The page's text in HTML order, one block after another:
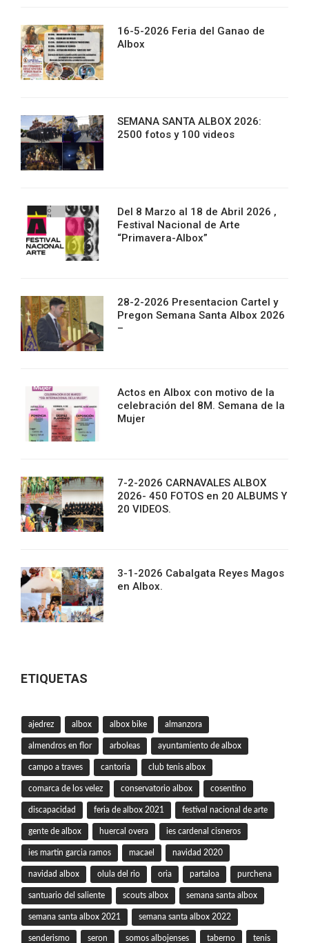
16-5-2026 Feria del Ganao de
Albox
SEMANA SANTA ALBOX 2026:
2500 fotos y 100 videos
Del 8 Marzo al 18 de Abril 2026 ,
Festival Nacional de Arte
“Primavera-Albox”
28-2-2026 Presentacion Cartel y
Pregon Semana Santa Albox 2026
–
Actos en Albox con motivo de la
celebración del 8M. Semana de la
Mujer
7-2-2026 CARNAVALES ALBOX
2026- 450 FOTOS en 20 ALBUMS Y
20 VIDEOS.
3-1-2026 Cabalgata Reyes Magos
en Albox.
ETIQUETAS
ajedrez albox albox bike almanzora
almendros en flor arboleas ayuntamiento de albox
campo a traves cantoria club tenis albox
comarca de los velez conservatorio albox cosentino
discapacidad feria de albox 2021 festival nacional de arte
gente de albox huercal overa ies cardenal cisneros
ies martin garcia ramos macael navidad 2020
navidad albox olula del rio oria partaloa purchena
santuario del saliente scouts albox semana santa albox
semana santa albox 2021 semana santa albox 2022
senderismo seron somos albojenses taberno tenis